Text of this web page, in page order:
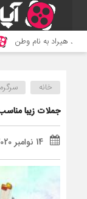
به نام وطن جنگ
خانه
جملات زیبا
14 نوامبر 2020 - 18:06